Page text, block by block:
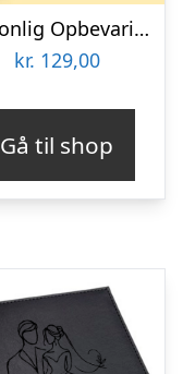
Personlig Opbevaringsboks i Metal med Billede – Rund
kr. 129,00
Gå til shop